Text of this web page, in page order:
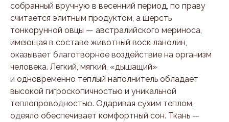
собранный вручную в весенний период, по праву
считается элитным продуктом, а шерсть
тонкорунной овцы — австралийского мериноса,
имеющая в составе животный воск ланолин,
оказывает благотворное воздействие на организм
человека. Легкий, мягкий, «дышащий»
и одновременно теплый наполнитель обладает
высокой гигроскопичностью и уникальной
теплопроводностью. Одаривая сухим теплом,
одеяло обеспечивает комфортный сон. Ткань —